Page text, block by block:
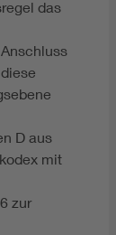
das
D aus
mit
zur